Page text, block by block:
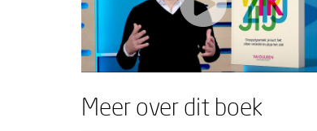
Meer over dit boek